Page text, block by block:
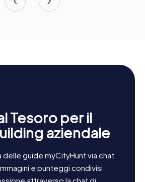
Tesoro per il
aziendale
delle guide myCityHunt via chat
e punteggi condivisi